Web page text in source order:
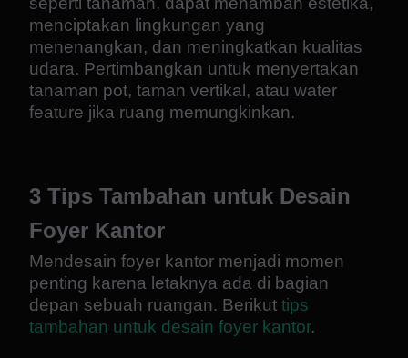
menciptakan lingkungan yang
menenangkan, dan meningkatkan kualitas
udara. Pertimbangkan untuk menyertakan
tanaman pot, taman vertikal, atau water
feature jika ruang memungkinkan.
3 Tips Tambahan untuk Desain
Foyer Kantor
Mendesain foyer kantor menjadi momen
penting karena letaknya ada di bagian
depan sebuah ruangan. Berikut tips
tambahan untuk desain foyer kantor.